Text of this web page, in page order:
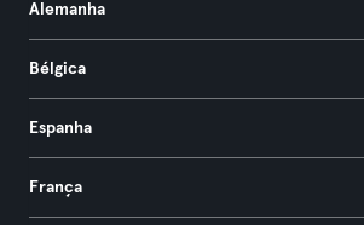
Alemanha
Bélgica
Espanha
França